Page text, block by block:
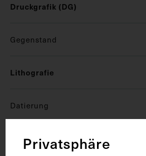
Druckgrafik (DG)
Gegenstand
Lithografie
Datierung
um 1840
Privatsphäre